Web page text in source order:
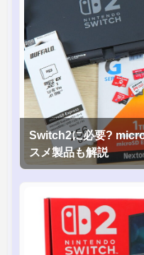
Switch2に必要?
スメ製品も解説